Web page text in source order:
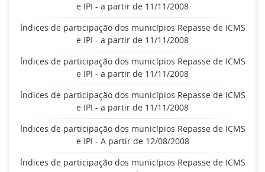
e IPI - a partir de 11/11/2008
Índices de participação dos municípios Repasse de ICMS
e IPI - a partir de 11/11/2008
Índices de participação dos municípios Repasse de ICMS
e IPI - a partir de 11/11/2008
Índices de participação dos municípios Repasse de ICMS
e IPI - a partir de 11/11/2008
Índices de participação dos municípios Repasse de ICMS
e IPI - A partir de 12/08/2008
Índices de participação dos municípios Repasse de ICMS